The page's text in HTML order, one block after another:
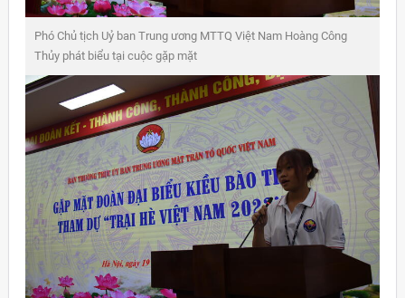
Phó Chủ tịch Uỷ ban Trung ương MTTQ Việt Nam Hoàng Công
Thủy phát biểu tại cuộc gặp mặt